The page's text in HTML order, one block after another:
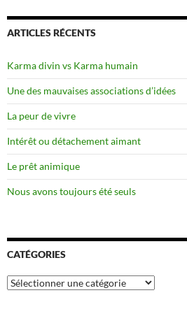
ARTICLES RÉCENTS
Karma divin vs Karma humain
Une des mauvaises associations d’idées
La peur de vivre
Intérêt ou détachement aimant
Le prêt animique
Nous avons toujours été seuls
CATÉGORIES
Catégories